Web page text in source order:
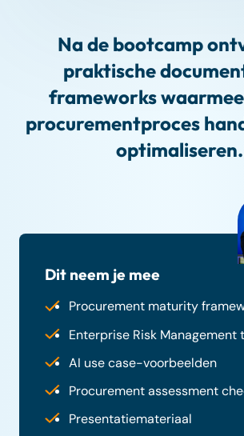
Na de bootcamp
praktische
frameworks
procurementproces
optimaliseren.
Dit neem je mee
Procurement maturity
Enterprise Risk Management
AI use case-voorbeelden
Procurement assessment
Presentatiemateriaal